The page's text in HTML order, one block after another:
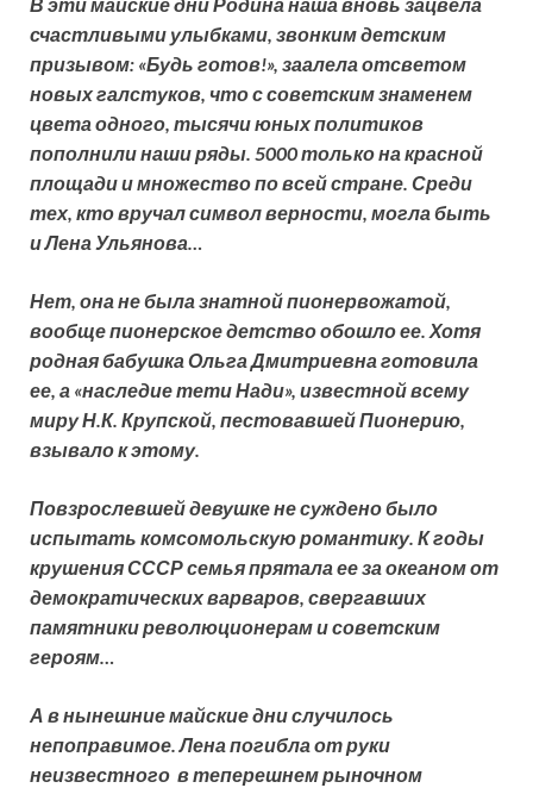
В эти майские дни Родина наша вновь зацвела
счастливыми улыбками, звонким детским
призывом: «Будь готов!», заалела отсветом
новых галстуков, что с советским знаменем
цвета одного, тысячи юных политиков
пополнили наши ряды. 5000 только на красной
площади и множество по всей стране. Среди
тех, кто вручал символ верности, могла быть
и Лена Ульянова…
Нет, она не была знатной пионервожатой,
вообще пионерское детство обошло ее. Хотя
родная бабушка Ольга Дмитриевна готовила
ее, а «наследие тети Нади», известной всему
миру Н.К. Крупской, пестовавшей Пионерию,
взывало к этому.
Повзрослевшей девушке не суждено было
испытать комсомольскую романтику. К годы
крушения СССР семья прятала ее за океаном от
демократических варваров, свергавших
памятники революционерам и советским
героям…
А в нынешние майские дни случилось
непоправимое. Лена погибла от руки
неизвестного в теперешнем рыночном